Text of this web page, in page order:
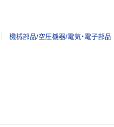
機械部品/空圧機器/電気・電子部品